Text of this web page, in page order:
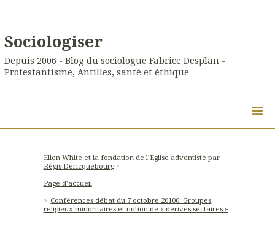
Sociologiser
Depuis 2006 - Blog du sociologue Fabrice Desplan -
Protestantisme, Antilles, santé et éthique
Ellen White et la fondation de l'Eglise adventiste par
Régis Dericquebourg
Page d'accueil
Conférences débat du 7 octobre 20100: Groupes
religieux minoritaires et notion de « dérives sectaires »